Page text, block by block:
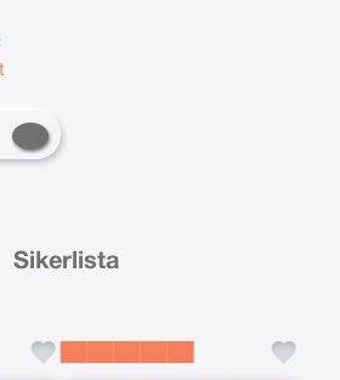
Sikerlista